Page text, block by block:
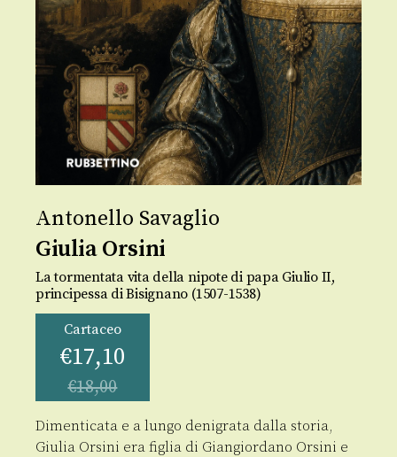
Antonello Savaglio
Giulia Orsini
La tormentata vita della nipote di papa Giulio II,
principessa di Bisignano (1507-1538)
Cartaceo
€17,10
€18,00
Dimenticata e a lungo denigrata dalla storia,
Giulia Orsini era figlia di Giangiordano Orsini e